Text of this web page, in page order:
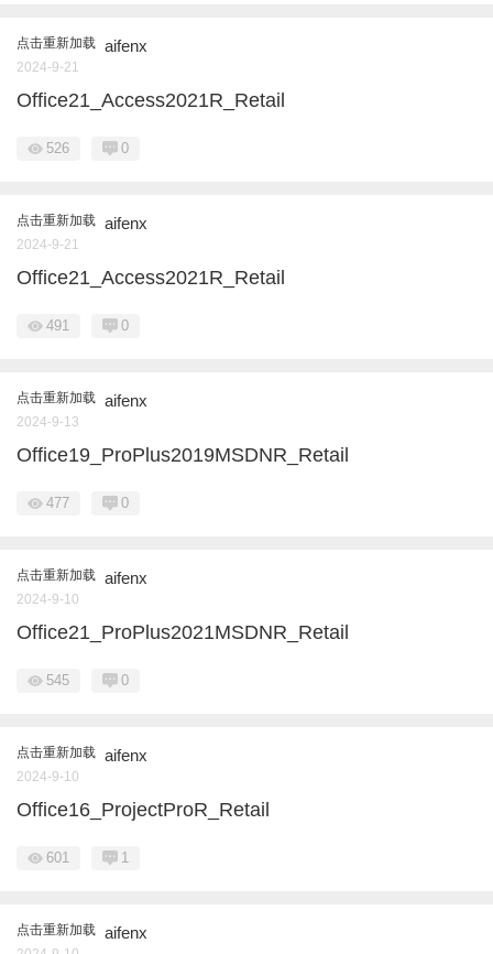
点击重新加载 aifenx
2024-9-21
Office21_Access2021R_Retail
526 0
点击重新加载 aifenx
2024-9-21
Office21_Access2021R_Retail
491 0
点击重新加载 aifenx
2024-9-13
Office19_ProPlus2019MSDNR_Retail
477 0
点击重新加载 aifenx
2024-9-10
Office21_ProPlus2021MSDNR_Retail
545 0
点击重新加载 aifenx
2024-9-10
Office16_ProjectProR_Retail
601 1
点击重新加载 aifenx